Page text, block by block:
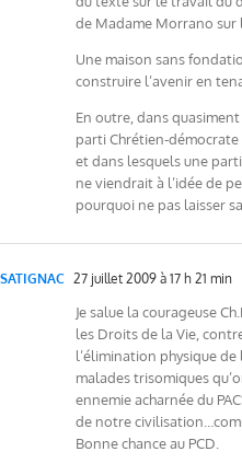
de Madame Morrano sur
Une maison sans
construire l’avenir en
En outre, dans
parti Chrétien-
et dans lesquels une
ne viendrait à l’idée de
pourquoi ne pas laisser
SATIGNAC 27 juillet 2009 à 17 h 21 min
Je salue la courageuse
les Droits de la Vie,
l’élimination physique
malades trisomiques
ennemie acharnée du
de notre
Bonne chance au PCD.